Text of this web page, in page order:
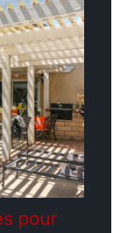
pour